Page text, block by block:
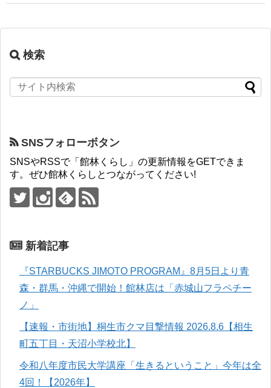
検索
SNSフォローボタン
SNSやRSSで「館林くらし」の更新情報をGETできま
す。ぜひ館林くらしとつながってください!
新着記事
『STARBUCKS JIMOTO PROGRAM』8月5日より青
森・群馬・沖縄で開始！館林店は「赤城山フラペチー
ノ」
【速報・市街地】桐生市クマ目撃情報 2026.8.6【相生
町五丁目・天沼小学校北】
令和八年度市民大学講座「生きるということ」今年は全
4回！【2026年】